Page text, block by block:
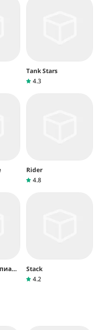
Tank Stars
4.3
Rider
4.8
Stack
4.2